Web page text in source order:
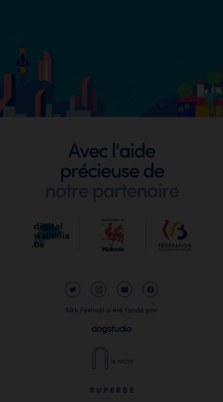
Footer
Avec l'aide
précieuse de
notre partenaire
Kikk Festival a été fondé par